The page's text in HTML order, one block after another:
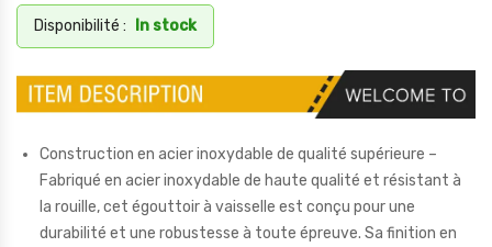
Disponibilité : In stock
Construction en acier inoxydable de qualité supérieure –
Fabriqué en acier inoxydable de haute qualité et résistant à
la rouille, cet égouttoir à vaisselle est conçu pour une
durabilité et une robustesse à toute épreuve. Sa finition en